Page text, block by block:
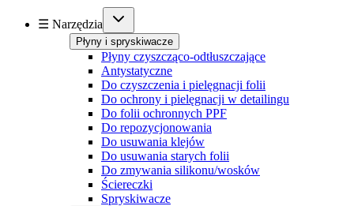
☰ Narzędzia
Płyny i spryskiwacze
Płyny czyszcząco-odtłuszczające
Antystatyczne
Do czyszczenia i pielęgnacji folii
Do ochrony i pielęgnacji w detailingu
Do folii ochronnych PPF
Do repozycjonowania
Do usuwania klejów
Do usuwania starych folii
Do zmywania silikonu/wosków
Ściereczki
Spryskiwacze